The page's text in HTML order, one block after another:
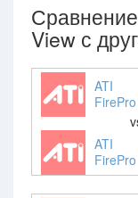
View с
ATI
ATI